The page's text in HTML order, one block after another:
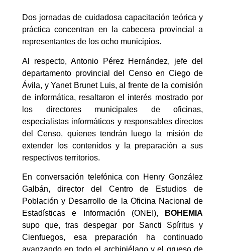
Dos jornadas de cuidadosa capacitación teórica y
práctica concentran en la cabecera provincial a
representantes de los ocho municipios.
Al respecto, Antonio Pérez Hernández, jefe del
departamento provincial del Censo en Ciego de
Ávila, y Yanet Brunet Luis, al frente de la comisión
de informática, resaltaron el interés mostrado por
los directores municipales de oficinas,
especialistas informáticos y responsables directos
del Censo, quienes tendrán luego la misión de
extender los contenidos y la preparación a sus
respectivos territorios.
En conversación telefónica con Henry González
Galbán, director del Centro de Estudios de
Población y Desarrollo de la Oficina Nacional de
Estadísticas e Información (ONEI),
BOHEMIA
supo que, tras despegar por Sancti Spíritus y
Cienfuegos, esa preparación ha continuado
avanzando en todo el archipiélago y el grueso de